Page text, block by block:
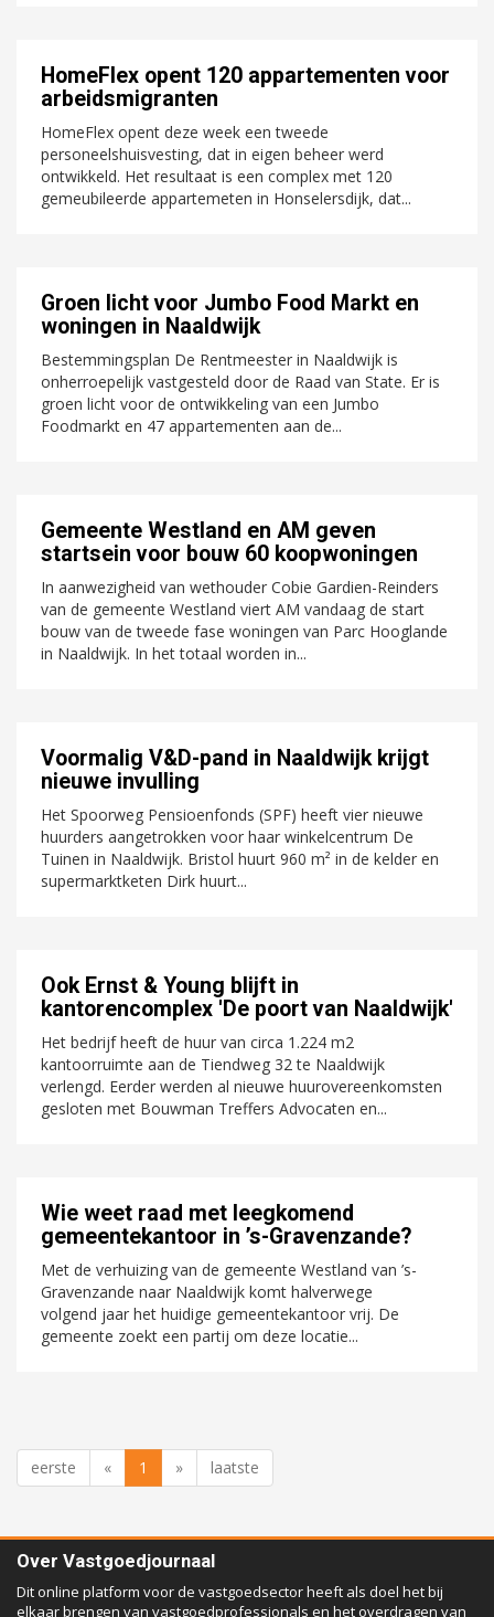
HomeFlex opent 120 appartementen voor
arbeidsmigranten
HomeFlex opent deze week een tweede
personeelshuisvesting, dat in eigen beheer werd
ontwikkeld. Het resultaat is een complex met 120
gemeubileerde appartemeten in Honselersdijk, dat...
Groen licht voor Jumbo Food Markt en
woningen in Naaldwijk
Bestemmingsplan De Rentmeester in Naaldwijk is
onherroepelijk vastgesteld door de Raad van State. Er is
groen licht voor de ontwikkeling van een Jumbo
Foodmarkt en 47 appartementen aan de...
Gemeente Westland en AM geven
startsein voor bouw 60 koopwoningen
In aanwezigheid van wethouder Cobie Gardien-Reinders
van de gemeente Westland viert AM vandaag de start
bouw van de tweede fase woningen van Parc Hooglande
in Naaldwijk. In het totaal worden in...
Voormalig V&D-pand in Naaldwijk krijgt
nieuwe invulling
Het Spoorweg Pensioenfonds (SPF) heeft vier nieuwe
huurders aangetrokken voor haar winkelcentrum De
Tuinen in Naaldwijk. Bristol huurt 960 m² in de kelder en
supermarktketen Dirk huurt...
Ook Ernst & Young blijft in
kantorencomplex 'De poort van Naaldwijk'
Het bedrijf heeft de huur van circa 1.224 m2
kantoorruimte aan de Tiendweg 32 te Naaldwijk
verlengd. Eerder werden al nieuwe huurovereenkomsten
gesloten met Bouwman Treffers Advocaten en...
Wie weet raad met leegkomend
gemeentekantoor in ’s-Gravenzande?
Met de verhuizing van de gemeente Westland van ’s-
Gravenzande naar Naaldwijk komt halverwege
volgend jaar het huidige gemeentekantoor vrij. De
gemeente zoekt een partij om deze locatie...
eerste « 1 » laatste
Over Vastgoedjournaal
Dit online platform voor de vastgoedsector heeft als doel het bij
elkaar brengen van vastgoedprofessionals en het overdragen van